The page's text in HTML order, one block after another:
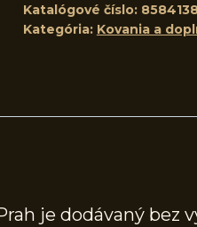
Katalógové číslo:
Kategória: Kovania a
je dodávaný bez